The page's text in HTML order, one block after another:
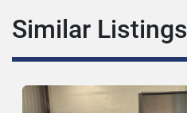
Similar Listings